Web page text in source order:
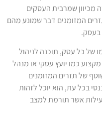
מכיוון שמרבית העסקים
המזומנים דבר שמונע מהם
בעסק.
של כל עסק, תוכנה לניהול
כמו יועץ עסקי או מנהל
של תזרים המזומנים
בכל עת, הוא יוכל לזהות
אשר תורמת למצב